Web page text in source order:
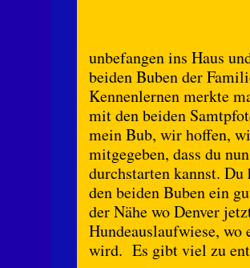
unbefangen ins Haus
beiden Buben der
Kennenlernen merkte
mit den beiden
mein Bub, wir hoffen,
mitgegeben, dass du
durchstarten kannst.
den beiden Buben ein
der Nähe wo Denver
Hundeauslaufwiese,
wird. Es gibt viel zu